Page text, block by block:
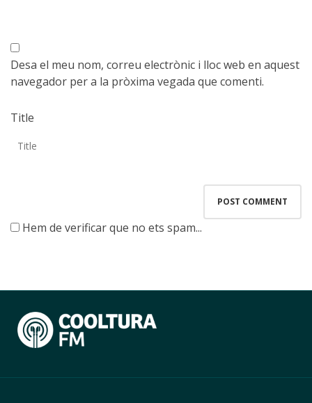
Desa el meu nom, correu electrònic i lloc web en aquest
navegador per a la pròxima vegada que comenti.
Title
Hem de verificar que no ets spam...